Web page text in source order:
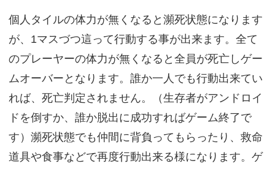
個人タイルの体力が無くなると瀕死状態になります
が、1マスづつ這って行動する事が出来ます。全て
のプレーヤーの体力が無くなると全員が死亡しゲー
ムオーバーとなります。誰か一人でも行動出来てい
れば、死亡判定されません。（生存者がアンドロイ
ドを倒すか、誰か脱出に成功すればゲーム終了で
す）瀕死状態でも仲間に背負ってもらったり、救命
道具や食事などで再度行動出来る様になります。ゲ